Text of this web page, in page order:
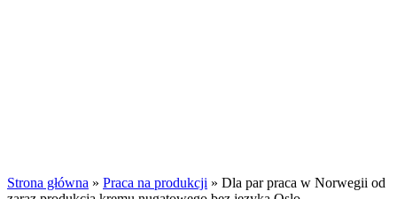
Strona główna » Praca na produkcji » Dla par praca w Norwegii od